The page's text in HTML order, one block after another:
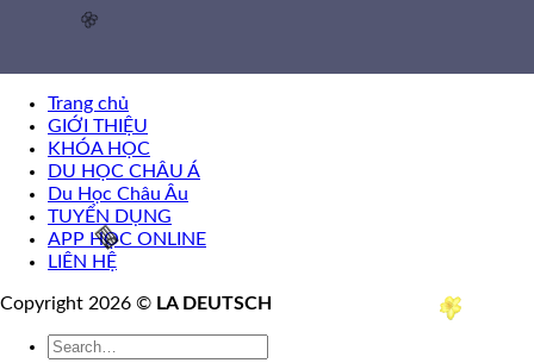
🧧
🌸
Trang chủ
GIỚI THIỆU
KHÓA HỌC
DU HỌC CHÂU Á
Du Học Châu Âu
TUYỂN DỤNG
APP HỌC ONLINE
LIÊN HỆ
Copyright 2026 © LA DEUTSCH